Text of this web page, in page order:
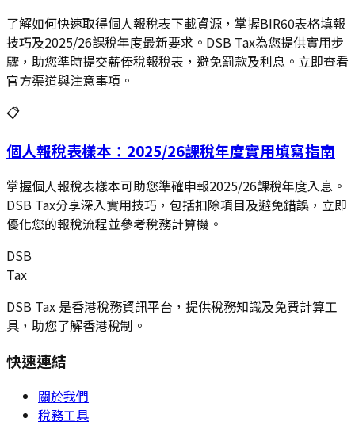
了解如何快速取得個人報稅表下載資源，掌握BIR60表格填報
技巧及2025/26課稅年度最新要求。DSB Tax為您提供實用步
驟，助您準時提交薪俸稅報稅表，避免罰款及利息。立即查看
官方渠道與注意事項。
📋
個人報稅表樣本：2025/26課稅年度實用填寫指南
掌握個人報稅表樣本可助您準確申報2025/26課稅年度入息。
DSB Tax分享深入實用技巧，包括扣除項目及避免錯誤，立即
優化您的報稅流程並參考稅務計算機。
DSB
Tax
DSB Tax 是香港稅務資訊平台，提供稅務知識及免費計算工
具，助您了解香港稅制。
快速連結
關於我們
稅務工具